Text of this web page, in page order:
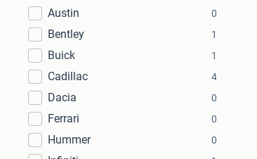
Austin 0
Bentley 1
Buick 1
Cadillac 4
Dacia 0
Ferrari 0
Hummer 0